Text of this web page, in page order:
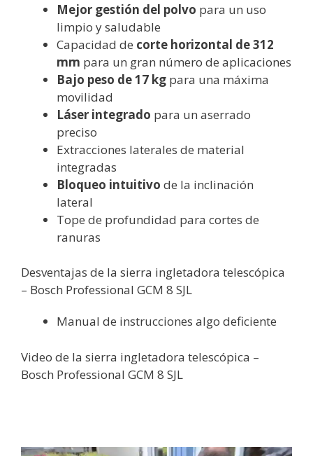
Mejor gestión del polvo para un uso
limpio y saludable
Capacidad de corte horizontal de 312
mm para un gran número de aplicaciones
Bajo peso de 17 kg para una máxima
movilidad
Láser integrado para un aserrado
preciso
Extracciones laterales de material
integradas
Bloqueo intuitivo de la inclinación
lateral
Tope de profundidad para cortes de
ranuras
Desventajas de la sierra ingletadora telescópica
– Bosch Professional GCM 8 SJL
Manual de instrucciones algo deficiente
Video de la sierra ingletadora telescópica –
Bosch Professional GCM 8 SJL